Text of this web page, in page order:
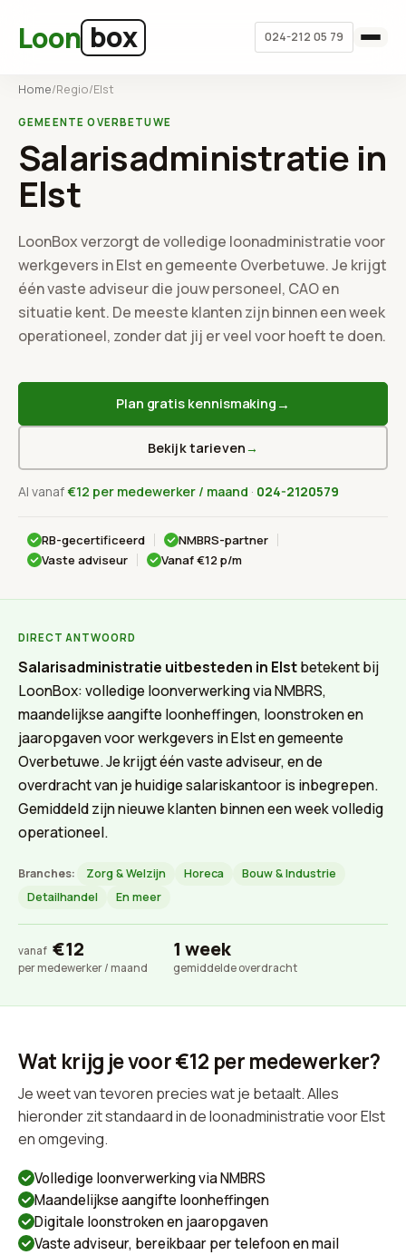
Loon box 024-212 05 79
Home/Regio/Elst
GEMEENTE OVERBETUWE
Salarisadministratie in
Elst
LoonBox verzorgt de volledige loonadministratie voor
werkgevers in Elst en gemeente Overbetuwe. Je krijgt
één vaste adviseur die jouw personeel, CAO en
situatie kent. De meeste klanten zijn binnen een week
operationeel, zonder dat jij er veel voor hoeft te doen.
Plan gratis kennismaking →
Bekijk tarieven→
Al vanaf€12 per medewerker / maand · 024-2120579
RB-gecertificeerd
NMBRS-partner
Vaste adviseur
Vanaf €12 p/m
DIRECT ANTWOORD
Salarisadministratie uitbesteden in Elstbetekent bij
LoonBox: volledige loonverwerking via NMBRS,
maandelijkse aangifte loonheffingen, loonstroken en
jaaropgaven voor werkgevers in Elst en gemeente
Overbetuwe. Je krijgt één vaste adviseur, en de
overdracht van je huidige salariskantoor is inbegrepen.
Gemiddeld zijn nieuwe klanten binnen een week volledig
operationeel.
Branches: Zorg & Welzijn Horeca
Bouw & Industrie
Detailhandel
En meer
vanaf €12
per medewerker / maand
1 week
gemiddelde overdracht
Wat krijg je voor €12 per medewerker?
Je weet van tevoren precies wat je betaalt. Alles
hieronder zit standaard in de loonadministratie voor Elst
en omgeving.
Volledige loonverwerking via NMBRS
Maandelijkse aangifte loonheffingen
Digitale loonstroken en jaaropgaven
Vaste adviseur, bereikbaar per telefoon en mail